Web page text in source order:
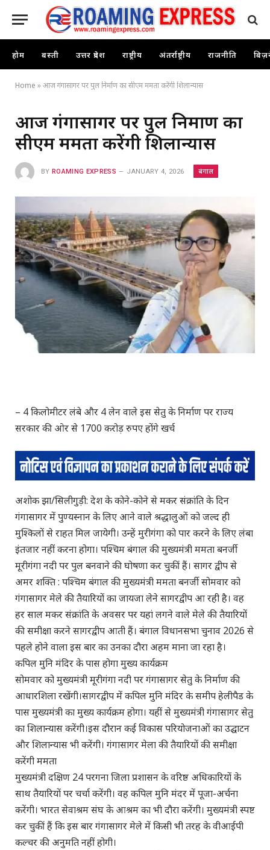
होम बस्ती उत्तर प्रदेश राष्ट्रीय अंतर्राष्ट्रीय राजनीति
Home »आज गंगासागर पर पुल निर्माण का सीएम ममता करेंगी शिलान्यास
आज गंगासागर पर पुल निर्माण का
सीएम ममता करेंगी शिलान्यास
BY ROAMING EXPRESS JANUARY 4, 2026 बंगाल
– 4 किलोमीटर लंबे और 4 लेन वाले इस सेतु के निर्माण पर राज्य
सरकार की ओर से 1700 करोड़ रुपए होंगे खर्च
अशोक झा/सिलीगुड़ी: देश के कोने-कोने से मकर संक्रांति के दिन
गंगासागर में पुण्यस्नान के लिए आने वाले श्रद्धालुओं को जल्द ही
मुश्किलों से राहत मिल जायेगी। उन्हें मुरीगंगा को पार करने के लिए लंबा
इंतजार नहीं करना होगा। पश्चिम बंगाल की मुख्यमंत्री ममता बनर्जी
मूरीगंगा नदी पर पुल बनवाने की घोषणा कर चुकीं हैं। सागर द्वीप से
अमर शक्ति : पश्चिम बंगाल की मुख्यमंत्री ममता बनर्जी सोमवार को
गंगासागर मेले की तैयारियों का जायजा लेने सागरद्वीप आ रही है। वह
हर साल मकर संक्रांति के अवसर पर यहां लगने वाले मेले की तैयारियों
की समीक्षा करने सागरद्वीप आती हैं। बंगाल विधानसभा चुनाव 2026 से
पहले होने वाला इस बार का उनका दौरा अहम माना जा रहा है।
कपिल मुनि मंदिर के पास होगा मुख्य कार्यक्रम
सोमवार को मुख्यमंत्री मूरीगंगा नदी पर गंगासागर सेतु के निर्माण की
आधारशिला रखेंगी।सागरद्वीप में कपिल मुनि मंदिर के समीप हेलीपैड के
पास मुख्यमंत्री का मुख्य कार्यक्रम होगा। यहीं से मुख्यमंत्री गंगासागर सेतु
का शिलान्यास करेंगी।इस दौरान कई विकास परियोजनाओं का उद्घाटन
और शिलान्यास भी करेंगी। गंगासागर मेला की तैयारियों की समीक्षा
करेंगी ममता
मुख्यमंत्री दक्षिण 24 परगना जिला प्रशासन के वरिष्ठ अधिकारियों के
साथ तैयारियों पर चर्चा करेंगी। वह कपिल मुनि मंदर में पूजा-अर्चना
करेंगी। भारत सेवाश्रम संघ के आश्रम का भी दौरा करेंगी। मुख्यमंत्री स्पष्ट
कर चुकीं हैं कि इस बार गंगासागर मेले में किसी भी तरह के वीआईपी
कल्चर की अनुमति नहीं होगी।